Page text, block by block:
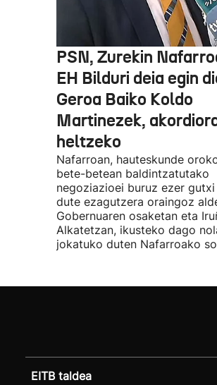
PSN, Zurekin
EH Bilduri deia egin
Geroa Baiko Koldo
Martinezek,
heltzeko
Nafarroan, hauteskunde
bete-betean baldintzatutako
negoziazioei buruz ezer gutxi
dute ezagutzera oraingoz
Gobernuaren osaketan eta
Alkatetzan, ikusteko dago
jokatuko duten Nafarroako
EITB taldea